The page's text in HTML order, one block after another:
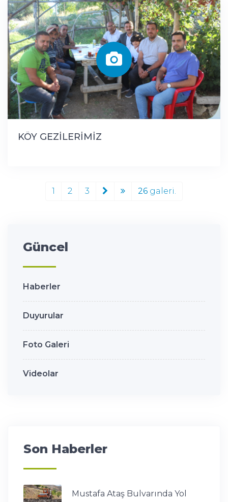
KÖY GEZİLERİMİZ
1 2 3 26 galeri.
Güncel
Haberler
Duyurular
Foto Galeri
Videolar
Son Haberler
Mustafa Ataş Bulvarında Yol